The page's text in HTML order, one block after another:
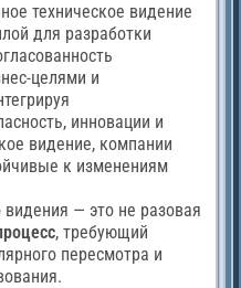
техническое видение
для разработки
целями и
инновации и
видение, компании
к изменениям
видения — это не разовая
, требующий
пересмотра и